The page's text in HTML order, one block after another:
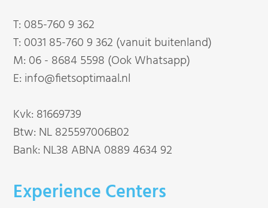
T: 085-760 9 362
T: 0031 85-760 9 362 (vanuit buitenland)
M: 06 - 8684 5598 (Ook Whatsapp)
E: info@fietsoptimaal.nl
Kvk: 81669739
Btw: NL 825597006B02
Bank: NL38 ABNA 0889 4634 92
Experience Centers